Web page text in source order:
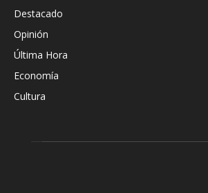
Destacado
Opinión
Última Hora
Economía
Cultura